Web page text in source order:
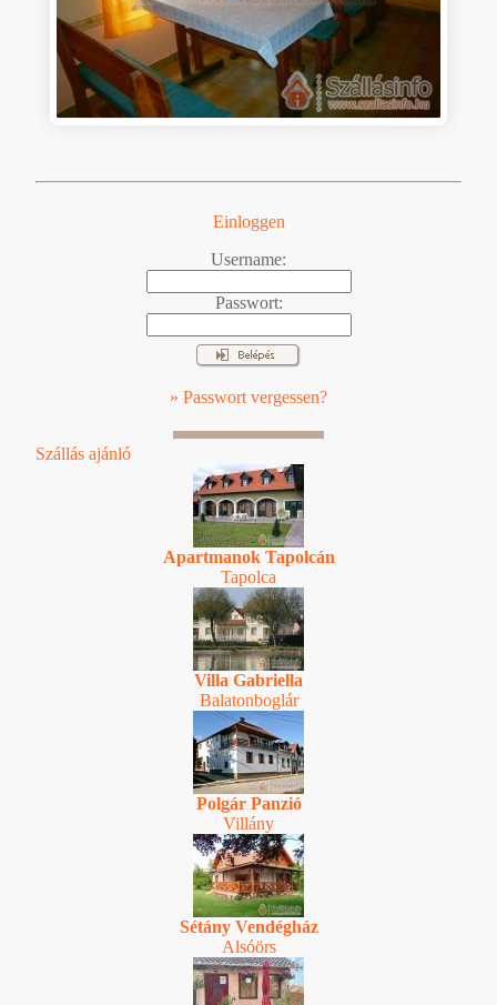
Einloggen
Username:
Passwort:
» Passwort vergessen?
Szállás ajánló
Apartmanok Tapolcán
Tapolca
Villa Gabriella
Balatonboglár
Polgár Panzió
Villány
Sétány Vendégház
Alsóörs